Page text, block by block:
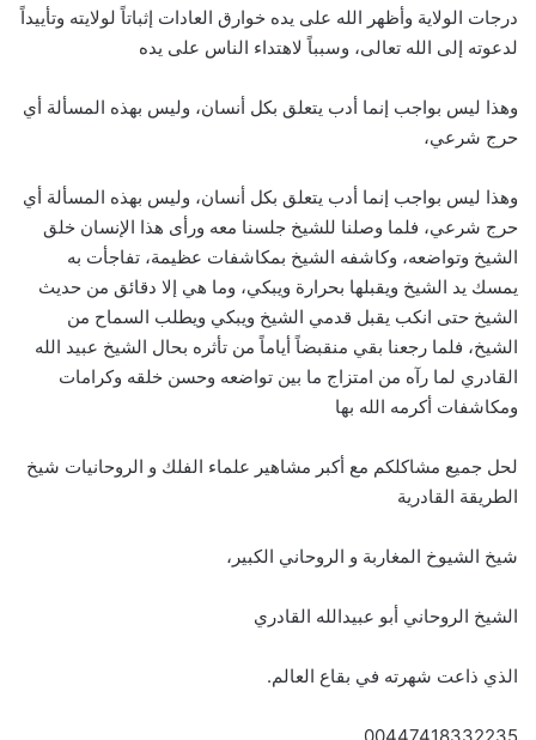
درجات الولاية وأظهر الله على يده خوارق العادات إثباتاً لولايته وتأييداً
لدعوته إلى الله تعالى، وسبباً لاهتداء الناس على يده
وهذا ليس بواجب إنما أدب يتعلق بكل أنسان، وليس بهذه المسألة أي
حرج شرعي،
وهذا ليس بواجب إنما أدب يتعلق بكل أنسان، وليس بهذه المسألة أي
حرج شرعي، فلما وصلنا للشيخ جلسنا معه ورأى هذا الإنسان خلق
الشيخ وتواضعه، وكاشفه الشيخ بمكاشفات عظيمة، تفاجأت به
يمسك يد الشيخ ويقبلها بحرارة ويبكي، وما هي إلا دقائق من حديث
الشيخ حتى انكب يقبل قدمي الشيخ ويبكي ويطلب السماح من
الشيخ، فلما رجعنا بقي منقبضاً أياماً من تأثره بحال الشيخ عبيد الله
القادري لما رآه من امتزاج ما بين تواضعه وحسن خلقه وكرامات
ومكاشفات أكرمه الله بها
لحل جميع مشاكلكم مع أكبر مشاهير علماء الفلك و الروحانيات شيخ
الطريقة القادرية
شيخ الشيوخ المغاربة و الروحاني الكبير،
الشيخ الروحاني أبو عبيدالله القادري
الذي ذاعت شهرته في بقاع العالم.